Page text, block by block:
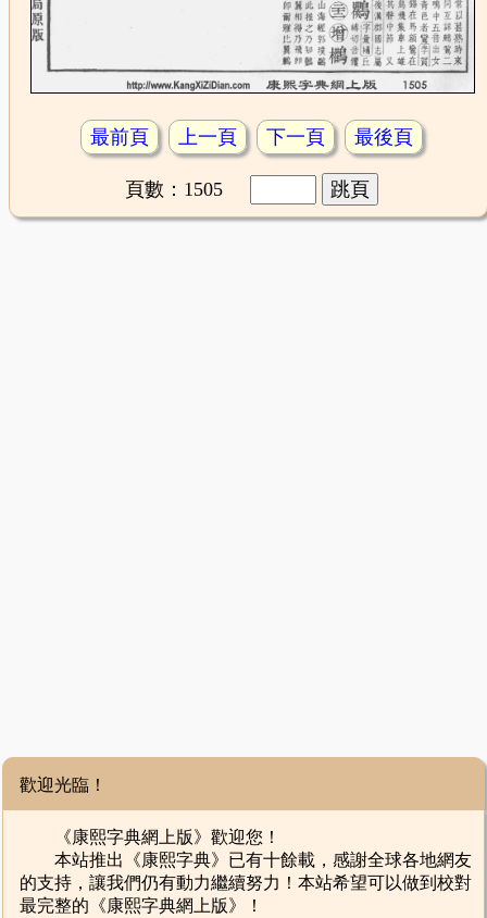
最前頁 上一頁 下一頁 最後頁
頁數：1505
歡迎光臨！
《康熙字典網上版》歡迎您！
本站推出《康熙字典》已有十餘載，感謝全球各地網友
的支持，讓我們仍有動力繼續努力！本站希望可以做到校對
最完整的《康熙字典網上版》！